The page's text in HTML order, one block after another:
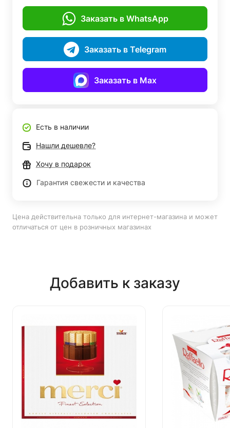
Заказать в WhatsApp
Заказать в Telegram
Заказать в Max
Есть в наличии
Нашли дешевле?
Хочу в подарок
Гарантия свежести и качества
Цена действительна только для интернет-магазина и может
отличаться от цен в розничных магазинах
Добавить к заказу